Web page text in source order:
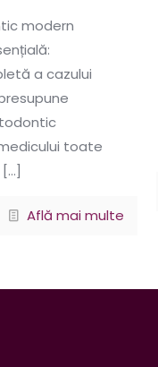
modern
a cazului
toate
[…]
Află mai multe